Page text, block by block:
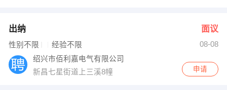
出纳 面议
性别不限 经验不限
08-08
绍兴市佰利嘉电气有限公司
新昌七星街道上三溪8幢
申请